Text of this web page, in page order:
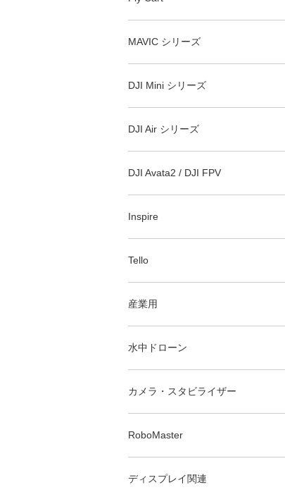
MAVIC シリーズ
DJI Mini シリーズ
DJI Air シリーズ
DJI Avata2 / DJI FPV
Inspire
Tello
産業用
水中ドローン
カメラ・スタビライザー
RoboMaster
ディスプレイ関連